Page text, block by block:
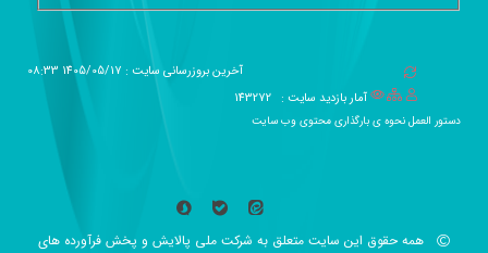
آخرین بروزرسانی سایت : 1405/05/17 08:33
آمار بازدید سایت : 143272
دستور العمل نحوه ی بارگذاری محتوی وب سایت
همه حقوق این سایت متعلق به شرکت ملی پالایش و پخش فرآورده های